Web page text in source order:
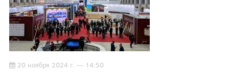
20 ноября 2024 г. — 14:50